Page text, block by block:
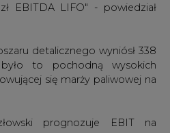
EBITDA LIFO" - powiedział
detalicznego wyniósł 338
to pochodną wysokich
się marży paliwowej na
prognozuje EBIT na